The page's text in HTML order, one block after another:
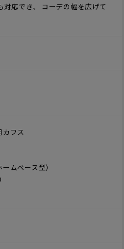
対応でき、 コーデの幅を広げて
カフス
ムベース型）